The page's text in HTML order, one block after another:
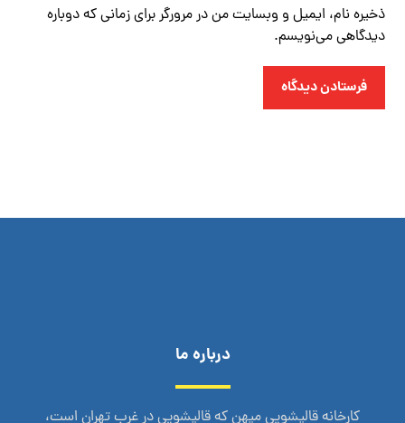
ذخیره نام، ایمیل و وبسایت من در مرورگر برای زمانی که دوباره
دیدگاهی می‌نویسم.
فرستادن دیدگاه
درباره ما
کارخانه قالیشویی میهن که قالیشویی در غرب تهران است،